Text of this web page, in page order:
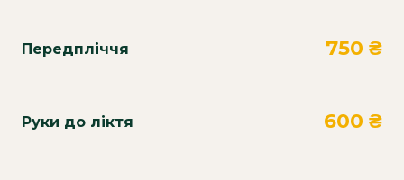
Передпліччя 750 ₴
Руки до ліктя 600 ₴